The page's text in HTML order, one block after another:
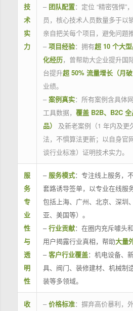
技
术
实
力
– 团队配置：定位 “精密强悍”
员，核心技术人员数量多于以
亲自把关每个项目，避免问题
– 项目经验：拥有超 10 个大
化经历，曾帮助大企业提升国
台提升超 50% 流量增长（月破
业绩。
– 案例真实：所有案例含具体
工具数据， 覆盖 B2B、B2C
品）
及新老案例（1 年内及更
法，不惧算法更新；以自身官
谈行业标准）证明技术实力。
服
务
专
业
性
与
透
明
性
– 服务模式：专注线上服务，
套路诱导签单，以专业在线服
包括上海、广州、北京、深圳
亚、美国等）。
–行业贡献：在圈内充斥噱头
用户揭露行业真相，帮助大量
–客户行业覆盖：机电设备、
具、阀门、装修建材、机械制
装等多领域。
收
– 价格标准：摒弃高价暴利，